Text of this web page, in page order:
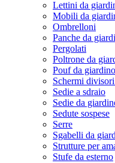
Lettini da
Mobili da
Ombrelloni
Panche da
Pergolati
Poltrone da
Pouf da giardino
Schermi
Sedie a sdraio
Sedie da
Sedute sospese
Serre
Sgabelli da
Strutture per
Stufe da esterno